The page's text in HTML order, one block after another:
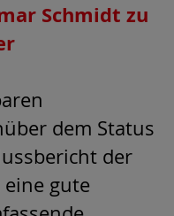
Schmidt zu
dem Status
der
gute